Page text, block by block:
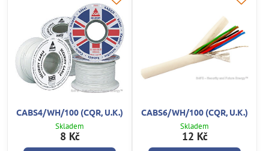
CABS4/WH/100 (CQR, U.K.)
Skladem
8 Kč
CABS6/WH/100 (CQR, U.K.)
Skladem
12 Kč